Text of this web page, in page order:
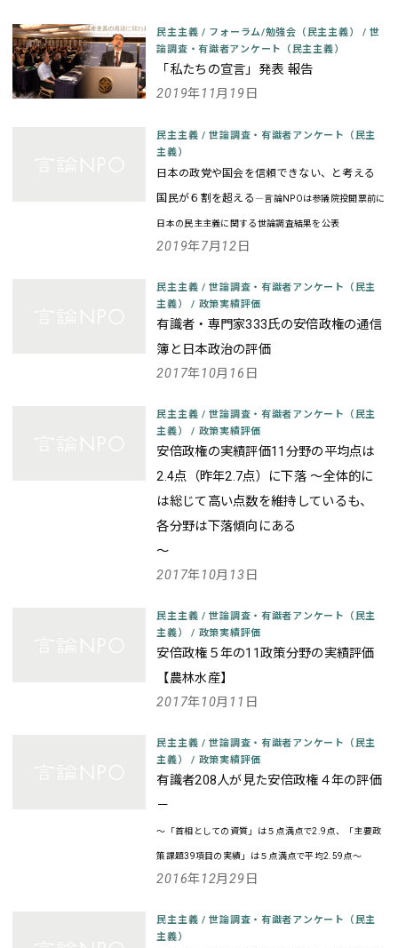
民主主義 / フォーラム/勉強会（民主主義） / 世
論調査・有識者アンケート（民主主義）
「私たちの宣言」発表 報告
2019年11月19日
民主主義 / 世論調査・有識者アンケート（民主
主義）
日本の政党や国会を信頼できない、と考える
国民が６割を超える―言論NPOは参議院投開票前に
日本の民主主義に関する世論調査結果を公表
2019年7月12日
民主主義 / 世論調査・有識者アンケート（民主
主義）/ 政策実績評価
有識者・専門家333氏の安倍政権の通信
簿と日本政治の評価
2017年10月16日
民主主義 / 世論調査・有識者アンケート（民主
主義）/ 政策実績評価
安倍政権の実績評価11分野の平均点は
2.4点（昨年2.7点）に下落 ～全体的に
は総じて高い点数を維持しているも、
各分野は下落傾向にある
～
2017年10月13日
民主主義 / 世論調査・有識者アンケート（民主
主義）/ 政策実績評価
安倍政権５年の11政策分野の実績評価
【農林水産】
2017年10月11日
民主主義 / 世論調査・有識者アンケート（民主
主義）/ 政策実績評価
有識者208人が見た安倍政権４年の評価
－
～「首相としての資質」は５点満点で2.9点、「主要政
策課題39項目の実績」は５点満点で平均2.59点～
2016年12月29日
民主主義 / 世論調査・有識者アンケート（民主
主義）